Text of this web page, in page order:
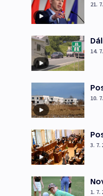
21.
14.
10.
3. 7.
1. 7.